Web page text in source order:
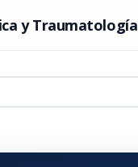
y Traumatología